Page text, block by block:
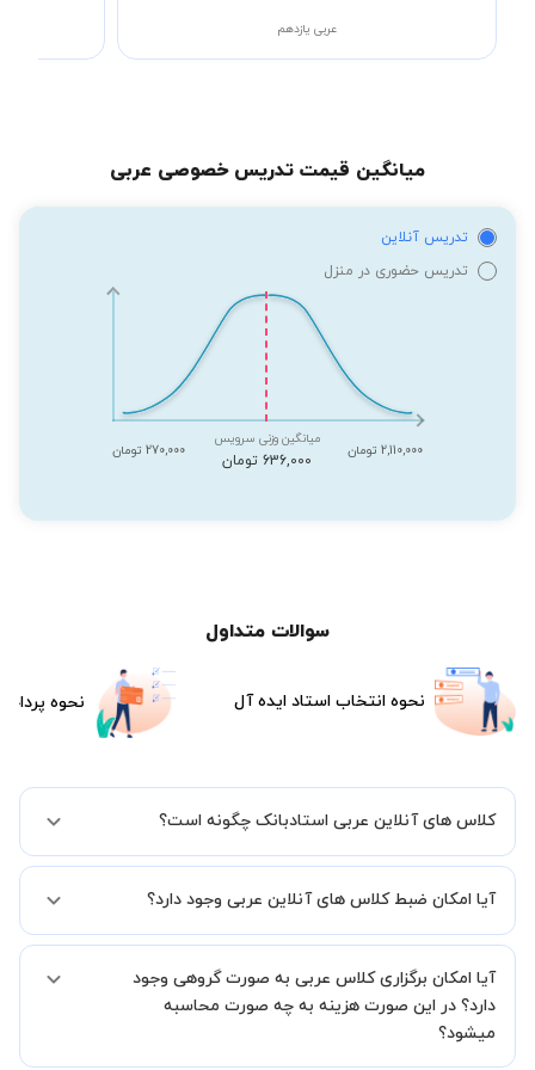
عربی یازدهم
میانگین قیمت تدریس خصوصی عربی
تدریس آنلاین
تدریس حضوری در منزل
2,110,000 تومان
میانگین وزنی سرویس
636,000 تومان
270,000 تومان
سوالات متداول
نحوه انتخاب استاد ایده آل نحوه
کلاس های آنلاین عربی استادبانک چگونه است؟
شما میدهیم که استاد شما پیش از جلسه تمامی موارد لازم برای برگزاری
آیا امکان ضبط کلاس های آنلاین عربی وجود دارد؟
کنید.
آیا امکان برگزاری کلاس عربی به صورت گروهی وجود
دارد؟ در این صورت هزینه به چه صورت محاسبه
میشود؟